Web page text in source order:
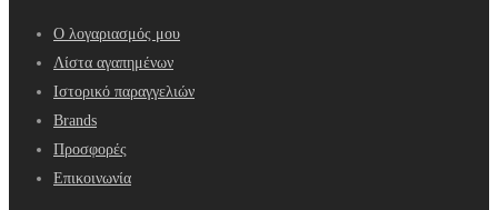
Ο λογαριασμός μου
Λίστα αγαπημένων
Ιστορικό παραγγελιών
Brands
Προσφορές
Επικοινωνία